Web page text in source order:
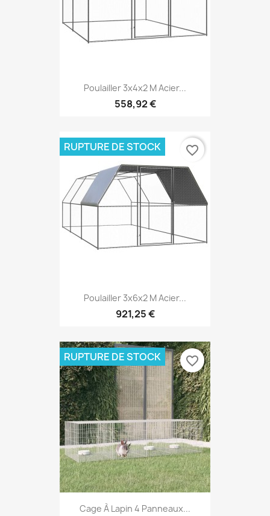
Poulailler 3x4x2 M Acier...
558,92 €
Poulailler 3x6x2 M Acier...
921,25 €
RUPTURE DE STOCK favorite_border
Cage À Lapin 4 Panneaux...
RUPTURE DE STOCK favorite_border